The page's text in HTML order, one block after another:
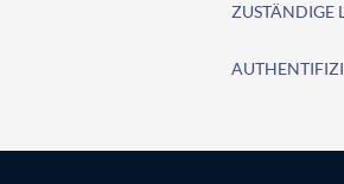
ZUSTÄNDIGE